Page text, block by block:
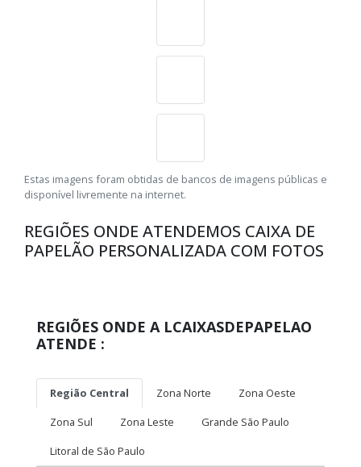
Estas imagens foram obtidas de bancos de imagens públicas e
disponível livremente na internet.
REGIÕES ONDE ATENDEMOS CAIXA DE
PAPELÃO PERSONALIZADA COM FOTOS
REGIÕES ONDE A LCAIXASDEPAPELAO
ATENDE :
Região Central Zona Norte
Zona Oeste
Zona Sul
Zona Leste
Grande São Paulo
Litoral de São Paulo